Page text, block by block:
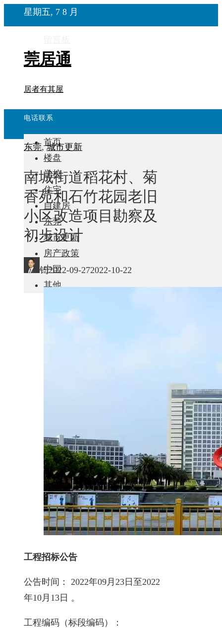
星期五, 7 8 月
莞居通
居者有其屋
电话联系
首页
楼盘
学校
住宅
自建房
东莞
城市更新
房产政策
中国
其他
东莞,城市更新
南城街道稻花村、菊
香苑和石竹花园老旧
小区改造项目勘察及
初步设计
钧2022-09-272022-10-22
工程招标公告
公告时间： 2022年09月23日至2022
年10月13日 。
工程编码（标段编码）：